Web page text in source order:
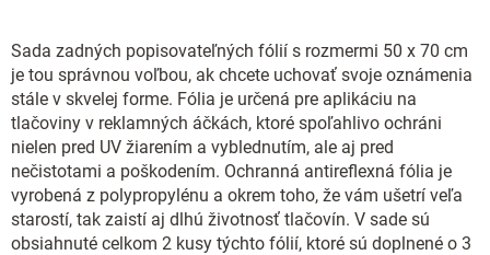
Sada zadných popisovateľných fólií s rozmermi 50 x 70 cm
je tou správnou voľbou, ak chcete uchovať svoje oznámenia
stále v skvelej forme. Fólia je určená pre aplikáciu na
tlačoviny v reklamných áčkách, ktoré spoľahlivo ochráni
nielen pred UV žiarením a vyblednutím, ale aj pred
nečistotami a poškodením. Ochranná antireflexná fólia je
vyrobená z polypropylénu a okrem toho, že vám ušetrí veľa
starostí, tak zaistí aj dlhú životnosť tlačovín. V sade sú
obsiahnuté celkom 2 kusy týchto fólií, ktoré sú doplnené o 3